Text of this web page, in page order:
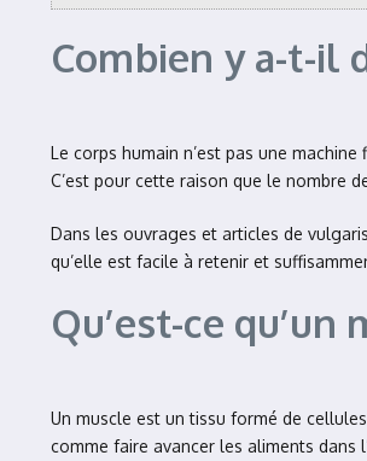
Combien y a-t-il
Le corps humain n’est pas une
C’est pour cette raison que le nombre
Dans les ouvrages et articles de
qu’elle est facile à retenir et
Qu’est-ce
Un muscle est un tissu formé de
comme faire avancer les aliments dans